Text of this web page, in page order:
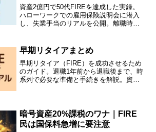
資産2億円で50代FIREを達成した実録。
ハローワークでの雇用保険説明会に潜入
し、失業手当のリアルを公開。離職時賃
間納めた保険料100万円を回収する、投資
家視点の出口戦略を徹底解説。
早期リタイアまとめ
早期リタイア（FIRE）を成功させるため
のガイド。退職1年前から退職後まで、時
系列で必要な準備と手続きを解説。資金
暗号資産20%課税のワナ｜FIRE
民は国保料急増に要注意